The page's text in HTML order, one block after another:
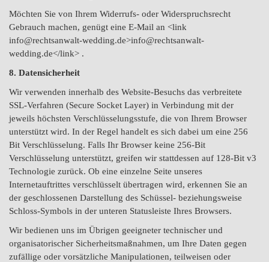
Möchten Sie von Ihrem Widerrufs- oder Widerspruchsrecht
Gebrauch machen, genügt eine E-Mail an <link
info@rechtsanwalt-wedding.de>info@rechtsanwalt-
wedding.de</link> .
8. Datensicherheit
Wir verwenden innerhalb des Website-Besuchs das verbreitete
SSL-Verfahren (Secure Socket Layer) in Verbindung mit der
jeweils höchsten Verschlüsselungsstufe, die von Ihrem Browser
unterstützt wird. In der Regel handelt es sich dabei um eine 256
Bit Verschlüsselung. Falls Ihr Browser keine 256-Bit
Verschlüsselung unterstützt, greifen wir stattdessen auf 128-Bit v3
Technologie zurück. Ob eine einzelne Seite unseres
Internetauftrittes verschlüsselt übertragen wird, erkennen Sie an
der geschlossenen Darstellung des Schüssel- beziehungsweise
Schloss-Symbols in der unteren Statusleiste Ihres Browsers.
Wir bedienen uns im Übrigen geeigneter technischer und
organisatorischer Sicherheitsmaßnahmen, um Ihre Daten gegen
zufällige oder vorsätzliche Manipulationen, teilweisen oder